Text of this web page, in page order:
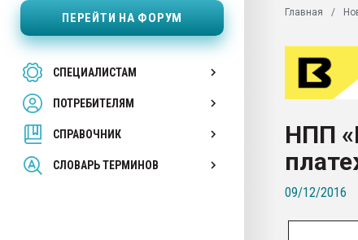
ПЕРЕЙТИ НА ФОРУМ
СПЕЦИАЛИСТАМ
ПОТРЕБИТЕЛЯМ
СПРАВОЧНИК
СЛОВАРЬ ТЕРМИНОВ
Вакуум-
28.07.2026
первый план в
пластмасс
ситуацией на
Всё, что касается
бутылок
ПЕРЕЙТИ
Главная
НПП
09/12/2016